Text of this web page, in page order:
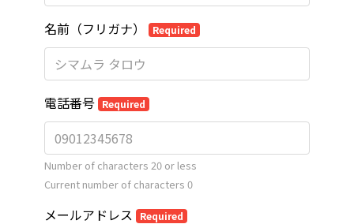
名前（フリガナ） Required
電話番号 Required
Number of characters 20 or less
Current number of characters 0
メールアドレス Required